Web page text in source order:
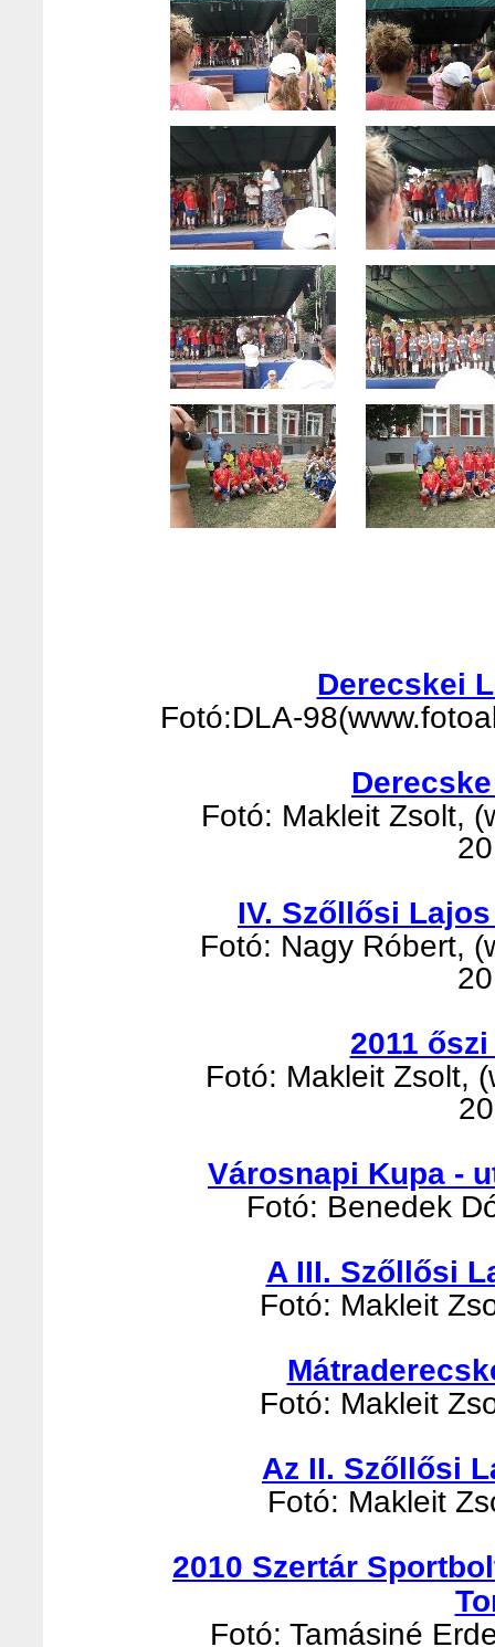
Derecskei
Fotó:DLA-
Fotó: Makleit Zsolt,
IV. Szőllősi
Fotó: Nagy Róbert,
2011
Fotó: Makleit Zsolt,
Városnapi Kupa -
Fotó: Benedek
A III. Szőllősi
Fotó: Makleit
Fotó: Makleit
Az II. Szőllősi
Fotó: Makleit
2010 Szertár
Fotó: Tamásiné